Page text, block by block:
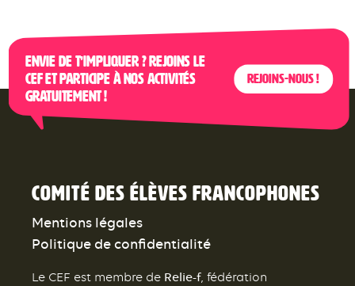
Envie de t’impliquer ? Rejoins le
CEF et participe à nos activités
gratuitement !
Rejoins-nous !
Comité des élèves francophones
Mentions légales
Politique de confidentialité
Le CEF est membre de Relie-f, fédération